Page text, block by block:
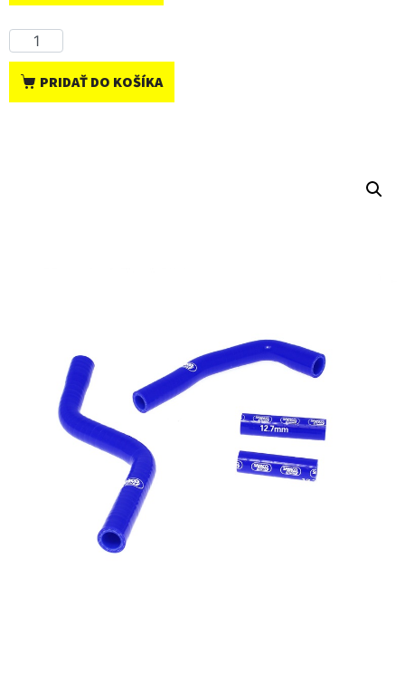
PRIDAŤ DO KOŠÍKA